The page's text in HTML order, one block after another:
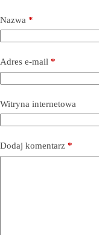
Nazwa *
Adres e-mail *
Witryna internetowa
Dodaj komentarz *